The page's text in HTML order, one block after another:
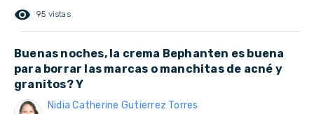
remove_red_eye 95 vistas
Buenas noches, la crema Bephanten es buena
para borrar las marcas o manchitas de acné y
granitos? Y
Nidia Catherine Gutierrez Torres